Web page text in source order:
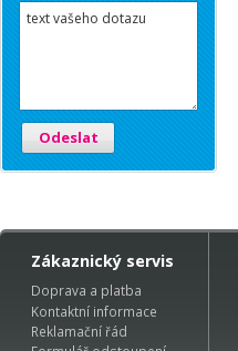
Odeslat
Zákaznický servis
Doprava a platba
Kontaktní informace
Reklamační řád